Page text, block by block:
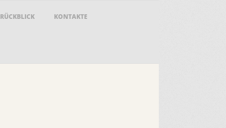
RÜCKBLICK KONTAKTE